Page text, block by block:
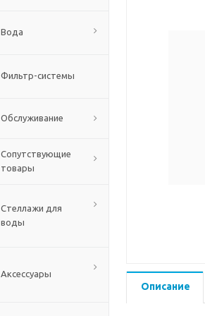
Вода
Фильтр-системы
Обслуживание
Сопутствующие
товары
Стеллажи для
воды
Аксессуары
Описание